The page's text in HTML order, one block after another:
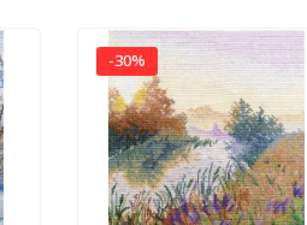
-30%